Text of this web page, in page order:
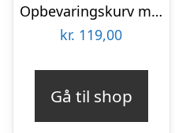
Opbevaringskurv m/ 3 rum og håndtag “Pleiku” – House Nordic
kr. 119,00
Gå til shop